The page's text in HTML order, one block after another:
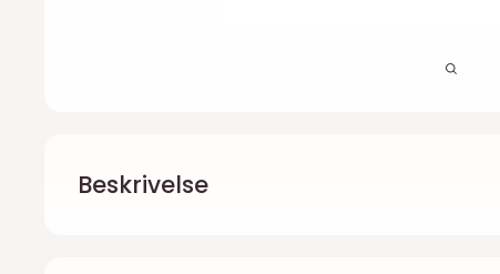
Beskrivelse